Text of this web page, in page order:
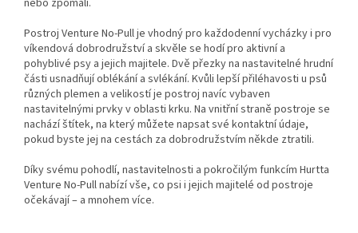
nebo zpomalí.
Postroj Venture No-Pull je vhodný pro každodenní vycházky i pro
víkendová dobrodružství a skvěle se hodí pro aktivní a
pohyblivé psy a jejich majitele. Dvě přezky na nastavitelné hrudní
části usnadňují oblékání a svlékání. Kvůli lepší přiléhavosti u psů
různých plemen a velikostí je postroj navíc vybaven
nastavitelnými prvky v oblasti krku. Na vnitřní straně postroje se
nachází štítek, na který můžete napsat své kontaktní údaje,
pokud byste jej na cestách za dobrodružstvím někde ztratili.
Díky svému pohodlí, nastavitelnosti a pokročilým funkcím Hurtta
Venture No-Pull nabízí vše, co psi i jejich majitelé od postroje
očekávají – a mnohem více.